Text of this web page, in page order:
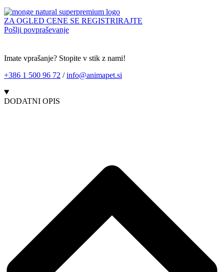
ZA OGLED CENE SE REGISTRIRAJTE
Pošlji povpraševanje
Imate vprašanje? Stopite v stik z nami!
+386 1 500 96 72 /info@animapet.si
DODATNI OPIS